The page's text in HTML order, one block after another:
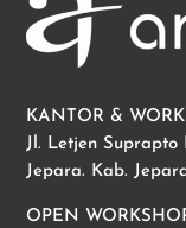
KANTOR &
Jl. Letjen Suprapto
Jepara. Kab.
OPEN